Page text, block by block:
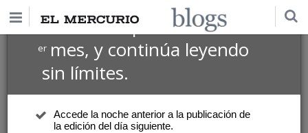
Suscríbete por $1 USD
ermes, y continúa leyendo
sin límites.
Accede la noche anterior a la publicación de
la edición del día siguiente.